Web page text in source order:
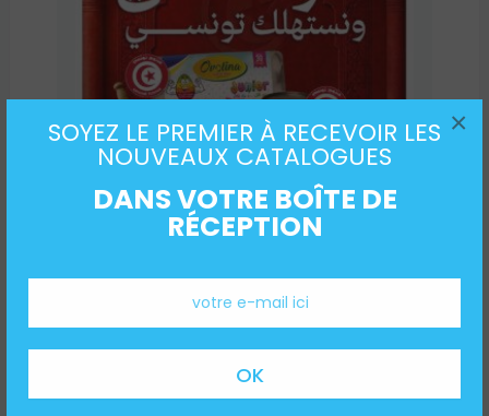
SOYEZ LE PREMIER À RECEVOIR LES
NOUVEAUX CATALOGUES
DANS VOTRE BOÎTE DE
RÉCEPTION
×
Catalogue Carrefour